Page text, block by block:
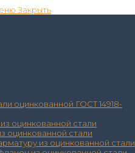
Закрыть
оцинкованной ГОСТ 14918-
оцинкованной стали
оцинкованной стали
из оцинкованной стали